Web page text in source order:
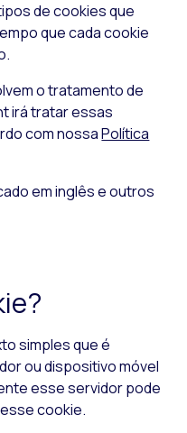
decookiesque
que cadacookie
o tratamento de
irá tratar essas
com nossaPolítica
em inglês e outros
simples que é
ou dispositivo móvel
esse servidor pode
cookie.